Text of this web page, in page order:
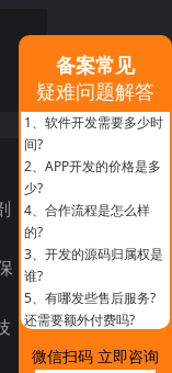
备案常见
疑难问题解答
1、 软件开发需要多少时
间?
2、 APP开发的价格是多
少?
4、 合作流程是怎么样
的?
3、 开发的源码归属权是
谁?
5、 有哪发些售后服务?
还需要额外付费吗?
微信扫码 立即咨询